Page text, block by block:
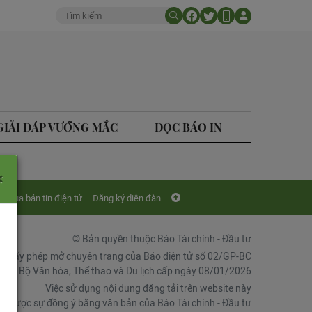
ĐÁP VƯỚNG MẮC ĐỌC BÁO IN
Mua bản tin điện tử Đăng ký diễn đàn
© Bản quyền thuộc Báo Tài chính - Đầu tư
Giấy phép mở chuyên trang của Báo điện tử số 02/GP-BC
chí, Bộ Văn hóa, Thể thao và Du lịch cấp ngày 08/01/2026
Việc sử dụng nội dung đăng tải trên website này
được sự đồng ý bằng văn bản của Báo Tài chính - Đầu tư